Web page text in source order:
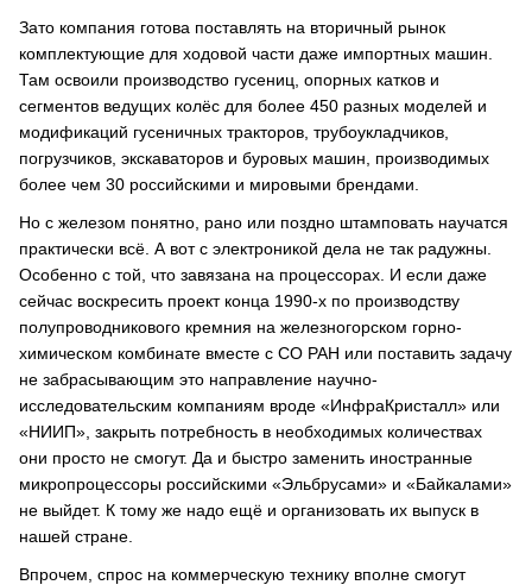
Зато компания готова поставлять на вторичный рынок
комплектующие для ходовой части даже импортных машин.
Там освоили производство гусениц, опорных катков и
сегментов ведущих колёс для более 450 разных моделей и
модификаций гусеничных тракторов, трубоукладчиков,
погрузчиков, экскаваторов и буровых машин, производимых
более чем 30 российскими и мировыми брендами.
Но с железом понятно, рано или поздно штамповать научатся
практически всё. А вот с электроникой дела не так радужны.
Особенно с той, что завязана на процессорах. И если даже
сейчас воскресить проект конца 1990-х по производству
полупроводникового кремния на железногорском горно-
химическом комбинате вместе с СО РАН или поставить задачу
не забрасывающим это направление научно-
исследовательским компаниям вроде «ИнфраКристалл» или
«НИИП», закрыть потребность в необходимых количествах
они просто не смогут. Да и быстро заменить иностранные
микропроцессоры российскими «Эльбрусами» и «Байкалами»
не выйдет. К тому же надо ещё и организовать их выпуск в
нашей стране.
Впрочем, спрос на коммерческую технику вполне смогут